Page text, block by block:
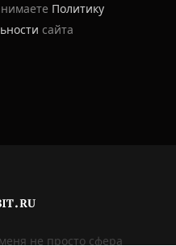
Политику
сайта
не просто сфера